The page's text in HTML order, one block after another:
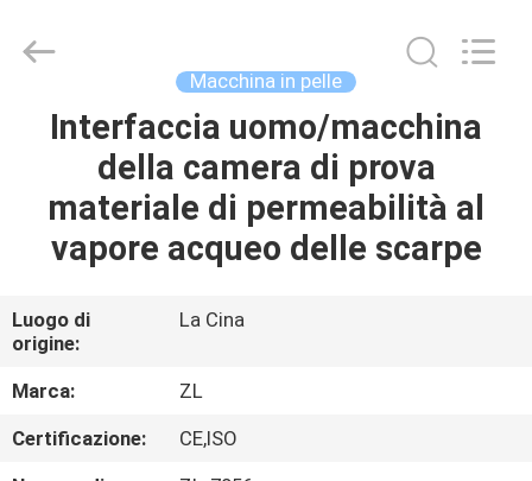
CASA
PRODOTTI
VIDEO
CIRCA
NOI
GIRO
Instrument
Technology
Reserved.
Macchina in pelle
Interfaccia uomo/macchina
della camera di prova
materiale di permeabilità al
vapore acqueo delle scarpe
Luogo di
origine:
La Cina
Marca:
ZL
Certificazione:
CE,ISO